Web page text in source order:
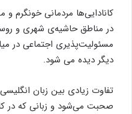
كانادایی‌ها مردمانی خونگرم
در مناطق حاشیه‌ی شهری و
مسئولیت‌پذیری اجتماعی در
دیگر دیده می شود.
تفاوت زیادی بین زبان
صحبت می‌شود و زبانی كه در